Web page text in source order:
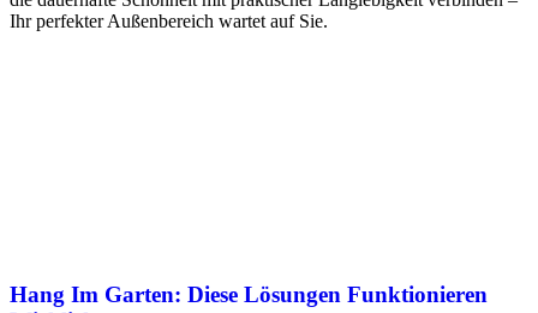
Ihr perfekter Außenbereich wartet auf Sie.
Hang Im Garten: Diese Lösungen Funktionieren